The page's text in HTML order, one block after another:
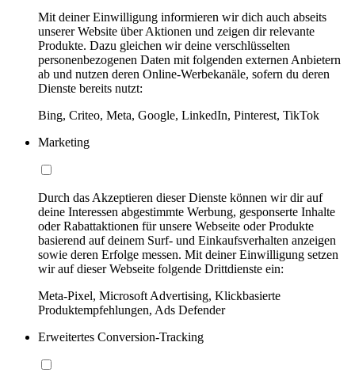
Mit deiner Einwilligung informieren wir dich auch abseits
unserer Website über Aktionen und zeigen dir relevante
Produkte. Dazu gleichen wir deine verschlüsselten
personenbezogenen Daten mit folgenden externen Anbietern
ab und nutzen deren Online-Werbekanäle, sofern du deren
Dienste bereits nutzt:
Bing, Criteo, Meta, Google, LinkedIn, Pinterest, TikTok
Marketing
Durch das Akzeptieren dieser Dienste können wir dir auf
deine Interessen abgestimmte Werbung, gesponserte Inhalte
oder Rabattaktionen für unsere Webseite oder Produkte
basierend auf deinem Surf- und Einkaufsverhalten anzeigen
sowie deren Erfolge messen. Mit deiner Einwilligung setzen
wir auf dieser Webseite folgende Drittdienste ein:
Meta-Pixel, Microsoft Advertising, Klickbasierte
Produktempfehlungen, Ads Defender
Erweitertes Conversion-Tracking